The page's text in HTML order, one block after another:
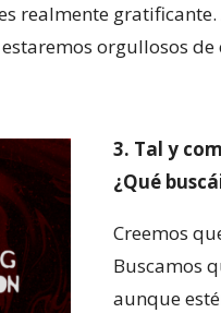
realmente
orgullosos de
3. Tal y
¿Qué
Creemos
Buscamos
aunque